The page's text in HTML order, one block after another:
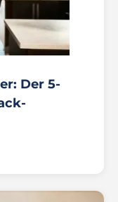
Der 5-